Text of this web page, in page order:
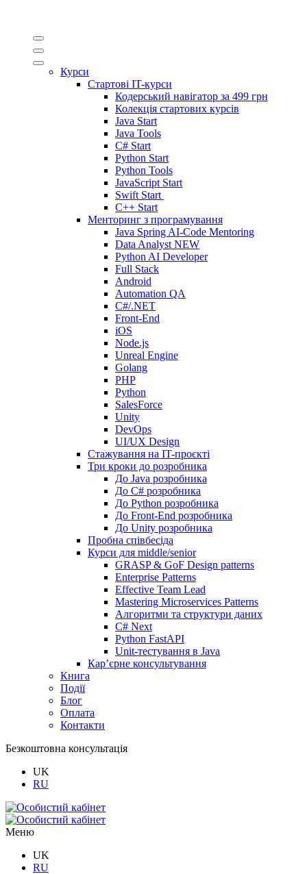
Курси
Стартові IT-курси
Кодерський навігатор за 499 грн
Колекція стартових курсів
Java Start
Java Tools
C# Start
Python Start
Python Tools
JavaScript Start
Swift Start
C++ Start
Менторинг з програмування
Java Spring AI-Code Mentoring
Data Analyst NEW
Python AI Developer
Full Stack
Android
Automation QA
C#/.NET
Front-End
iOS
Node.js
Unreal Engine
Golang
PHP
Python
SalesForce
Unity
DevOps
UI/UX Design
Стажування на IT-проєкті
Три кроки до розробника
До Java розробника
До C# розробника
До Python розробника
До Front-End розробника
До Unity розробника
Пробна співбесіда
Курси для middle/senior
GRASP & GoF Design patterns
Enterprise Patterns
Effective Team Lead
Mastering Microservices Patterns
Алгоритми та структури даних
C# Next
Python FastAPI
Unit-тестування в Java
Кар’єрне консультування
Книга
Події
Блог
Оплата
Контакти
Безкоштовна консультація
UK
RU
Меню
UK
RU